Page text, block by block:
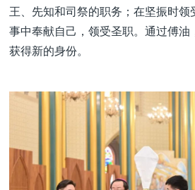
王、先知和司祭的职务；在坚振时领
事中奉献自己，领受圣职。通过傅油
获得新的身份。